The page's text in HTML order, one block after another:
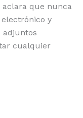
que nunca
y
adjuntos
cualquier